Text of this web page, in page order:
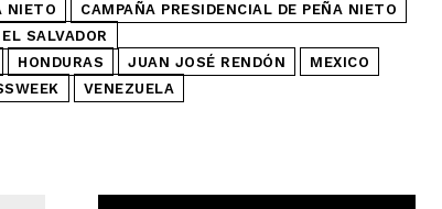
NIETO
CAMPAÑA PRESIDENCIAL DE PEÑA NIETO
EL SALVADOR
HONDURAS JUAN JOSÉ RENDÓN
MEXICO
VENEZUELA